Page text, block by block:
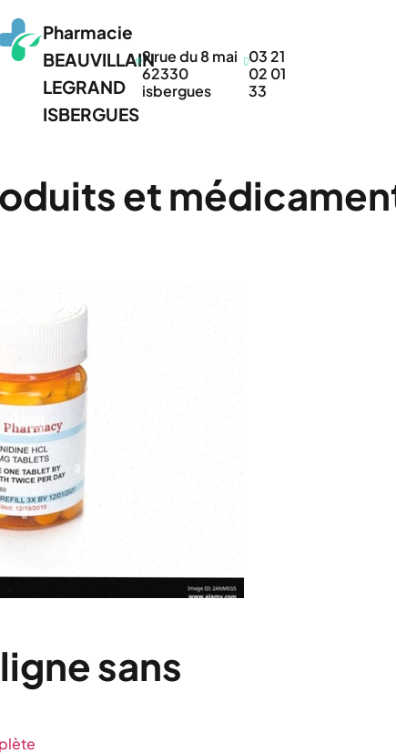
Pharmacie
BEAUVILLAIN
LEGRAND
ISBERGUES
9 rue du 8 mai
62330
isbergues
03 21
02 01
33
et
sans